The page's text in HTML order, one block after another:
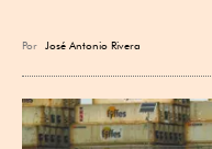
Por José Antonio Rivera